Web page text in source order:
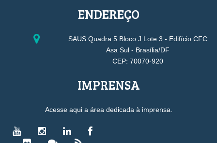
ENDEREÇO
SAUS Quadra 5 Bloco J Lote 3 - Edifício CFC
Asa Sul - Brasília/DF
CEP: 70070-920
IMPRENSA
Acesse aqui a área dedicada à imprensa.